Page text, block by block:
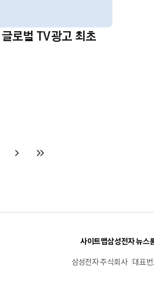
로벌 TV광고 최초
사이트맵삼성전자 뉴스
삼성전자 주식회사 대표